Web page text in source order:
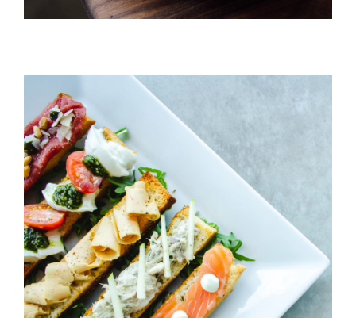
Cheeze & Fish On Bread
ANNIVERSAIRE